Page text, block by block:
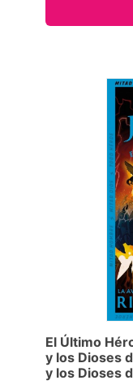
El Último
y los Dioses
y los Dioses